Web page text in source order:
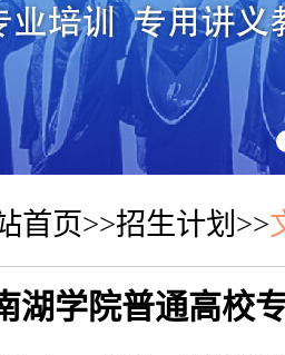
首页>>招生计划>>
湖学院普通高校